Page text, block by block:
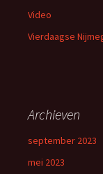
Video
Vierdaagse
Archieven
september 2023
mei 2023